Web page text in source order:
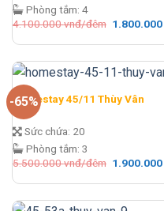
Phòng tắm: 4
4.100.000vnđ/đêm Giá
là:
đêm.
1.800.000
-65%
Homestay 45/11 Thùy Vân
Sức chứa: 20
Phòng tắm: 3
5.500.000vnđ/đêm Giá
là:
đêm.
1.900.000